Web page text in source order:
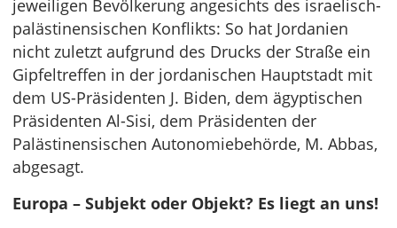
jeweiligen Bevölkerung angesichts des israelisch-
palästinensischen Konflikts: So hat Jordanien
nicht zuletzt aufgrund des Drucks der Straße ein
Gipfeltreffen in der jordanischen Hauptstadt mit
dem US-Präsidenten J. Biden, dem ägyptischen
Präsidenten Al-Sisi, dem Präsidenten der
Palästinensischen Autonomiebehörde, M. Abbas,
abgesagt.
Europa – Subjekt oder Objekt? Es liegt an uns!